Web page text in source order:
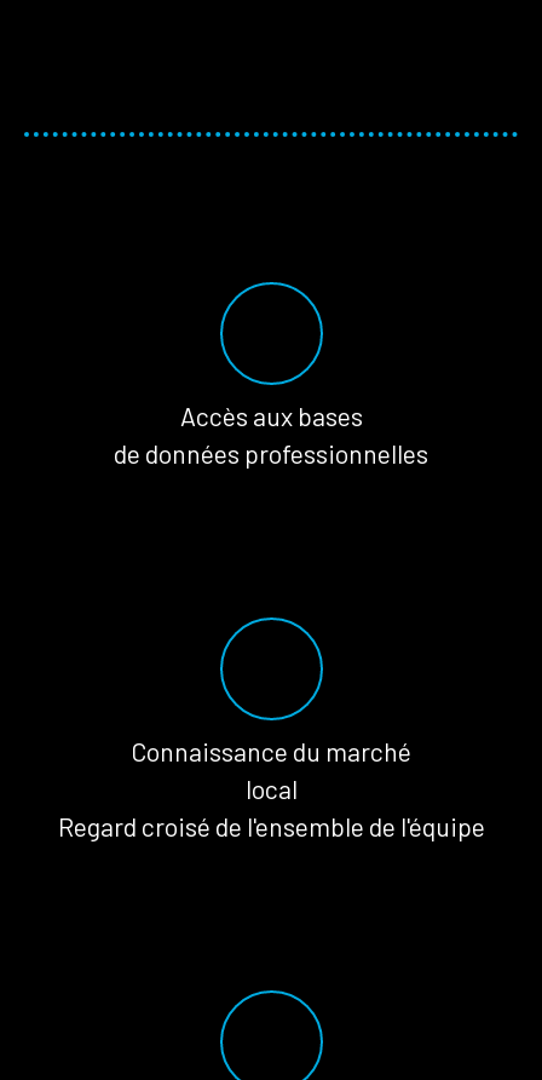
Accès aux bases
de données professionnelles
Connaissance du marché
local
Regard croisé de l'ensemble de l'équipe